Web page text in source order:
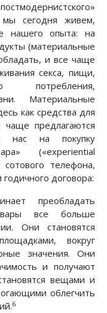
мы сегодня живем,
нашего опыта: на
(материальные
и все чаще
секса, пищи,
потребления,
Материальные
как средства для
предлагаются
нас на покупку
(«experiential
телефона,
договора:
преобладать
все больше
Они становятся
вокруг
значения. Они
и получают
вещами и
облегчить
6